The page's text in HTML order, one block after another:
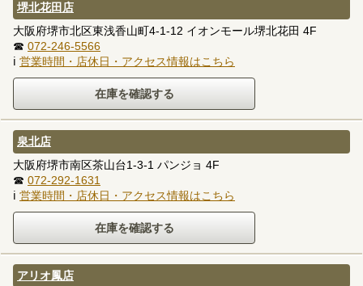
堺北花田店
大阪府堺市北区東浅香山町4-1-12 イオンモール堺北花田 4F
☎ 072-246-5566
ℹ 営業時間・店休日・アクセス情報はこちら
泉北店
大阪府堺市南区茶山台1-3-1 パンジョ 4F
☎ 072-292-1631
ℹ 営業時間・店休日・アクセス情報はこちら
アリオ鳳店